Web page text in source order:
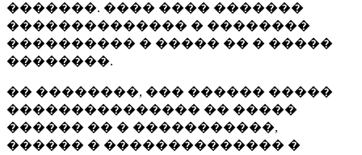
�������. ���� ���� �������
�������������� � ��������
���������� � ����� �� � �����
��������.
�� ��������, ��� ������ �����
��������������� �� �����
������ �� � �����������,
������ � �������������� �